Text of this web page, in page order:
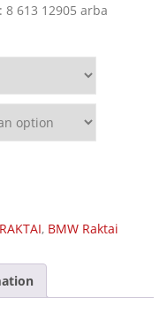
613 12905 arba
, BMW Raktai